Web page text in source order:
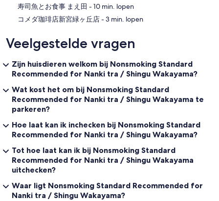
‪寿司魚とお食事 まえ田 - ‬10 min. lopen
‪コメダ珈琲店新宮緑ヶ丘店 - ‬3 min. lopen
Veelgestelde vragen
Zijn huisdieren welkom bij Nonsmoking Standard
Recommended for Nanki tra / Shingu Wakayama?
Wat kost het om bij Nonsmoking Standard
Recommended for Nanki tra / Shingu Wakayama te
parkeren?
Hoe laat kan ik inchecken bij Nonsmoking Standard
Recommended for Nanki tra / Shingu Wakayama?
Tot hoe laat kan ik bij Nonsmoking Standard
Recommended for Nanki tra / Shingu Wakayama
uitchecken?
Waar ligt Nonsmoking Standard Recommended for
Nanki tra / Shingu Wakayama?